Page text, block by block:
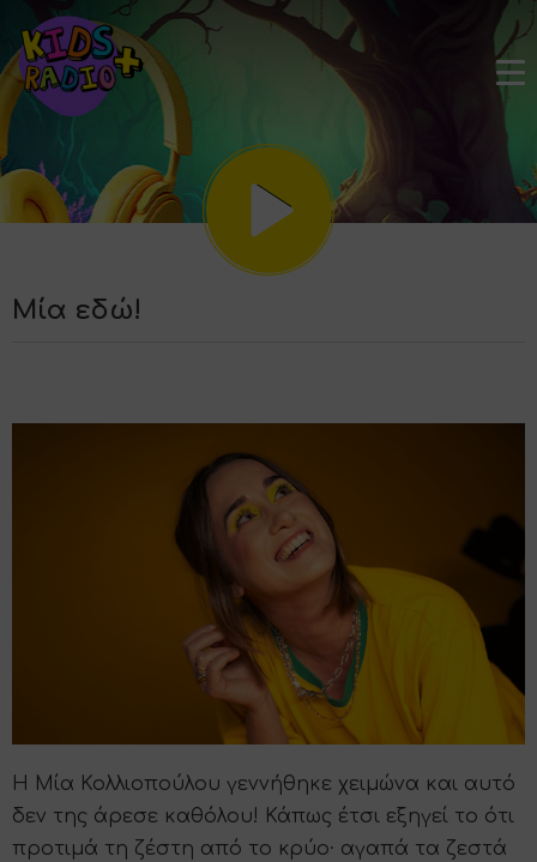
Mία εδώ!
Η Μία Κολλιοπούλου γεννήθηκε χειμώνα και αυτό
δεν της άρεσε καθόλου! Κάπως έτσι εξηγεί το ότι
προτιμά τη ζέστη από το κρύο· αγαπά τα ζεστά